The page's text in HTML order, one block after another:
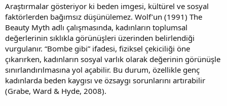
Araştırmalar gösteriyor ki beden imgesi, kültürel ve sosyal
faktörlerden bağımsız düşünülemez. Wolf’un (1991) The
Beauty Myth adlı çalışmasında, kadınların toplumsal
değerlerinin sıklıkla görünüşleri üzerinden belirlendiği
vurgulanır. “Bombe gibi” ifadesi, fiziksel çekiciliği öne
çıkarırken, kadınların sosyal varlık olarak değerinin görünüşle
sınırlandırılmasına yol açabilir. Bu durum, özellikle genç
kadınlarda beden kaygısı ve özsaygı sorunlarını artırabilir
(Grabe, Ward & Hyde, 2008).